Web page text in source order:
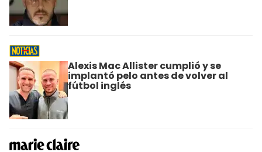
Alexis Mac Allister cumplió y se
implantó pelo antes de volver al
fútbol inglés